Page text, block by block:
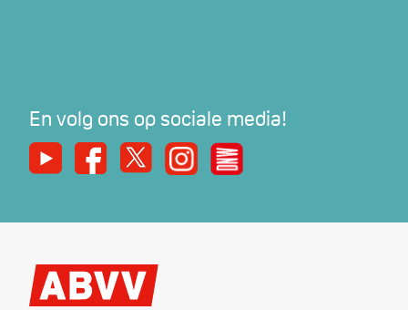
En volg ons op sociale media!
Youtube Facebook
X InstagramDe Nieuwe Werker